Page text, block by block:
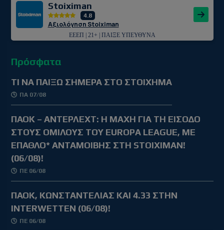
Stoiximan
4.8
Αξιολόγηση Stoiximan
ΕΕΕΠ | 21+ | ΠΑΙΞΕ ΥΠΕΥΘΥΝΑ
Πρόσφατα
TΙ ΝΑ ΠΑΙΞΩ ΣΗΜΕΡΑ ΣΤΟ ΣΤΟΙΧΗΜΑ
ΠΑ 07/08
ΠΑΟΚ – ΑΝΤΕΡΛΕΧΤ: Η ΜΑΧΗ ΓΙΑ ΤΗ ΕΙΣΟΔΟ
ΣΤΟΥΣ ΟΜΙΛΟΥΣ ΤΟΥ EUROPA LEAGUE, ΜΕ
ΕΠΑΘΛΟ* ΑΝΤΑΜΟΙΒΗΣ ΣΤΗ STOIXIMAN!
(06/08)!
ΠΕ 06/08
ΠΑΟΚ, ΚΩΝΣΤΑΝΤΕΛΙΑΣ ΚΑΙ 4.33 ΣΤΗΝ
INTERWETTEN (06/08)!
ΠΕ 06/08